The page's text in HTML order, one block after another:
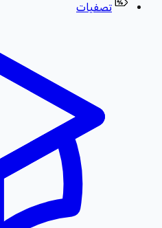
تصفيات